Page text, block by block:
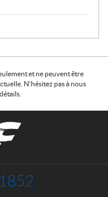
et ne peuvent être
N'hésitez pas à nous